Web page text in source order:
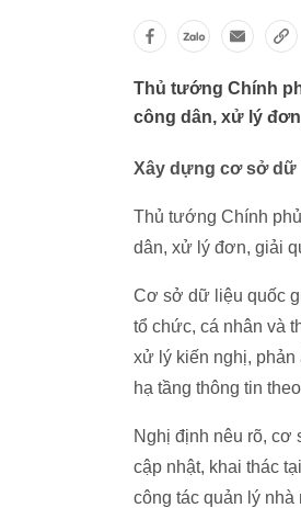
Thủ tướng Chính
công dân, xử lý
Xây dựng cơ sở dữ
Thủ tướng Chính
dân, xử lý đơn, giải
Cơ sở dữ liệu quốc
tổ chức, cá nhân và
xử lý kiến nghị,
hạ tầng thông tin
Nghị định nêu rõ,
cập nhật, khai thác
công tác quản lý